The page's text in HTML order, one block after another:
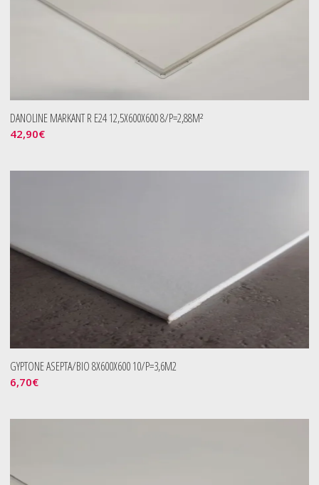
DANOLINE MARKANT R E24 12,5X600X600 8/P=2,88M²
42,90€
GYPTONE ASEPTA/BIO 8X600X600 10/P=3,6M2
6,70€